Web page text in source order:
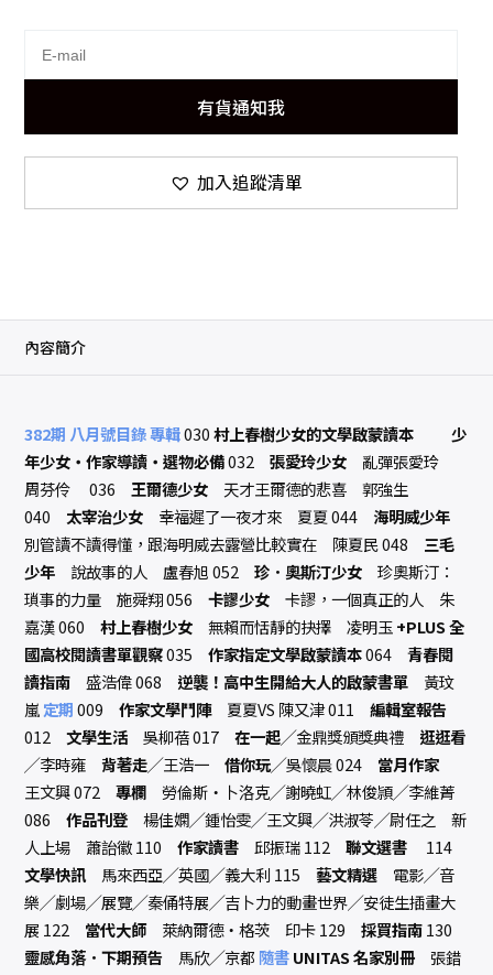
有貨通知我
加入追蹤清單
內容簡介
382期 八月號目錄專輯030村上春樹少女的文學啟蒙讀本
少
年少女‧作家導讀‧選物必備032張愛玲少女 亂彈張愛玲
周芬伶 036 王爾德少女 天才王爾德的悲喜 郭強生
040 太宰治少女 幸福遲了一夜才來 夏夏 044 海明威少年
別管讀不讀得懂，跟海明威去露營比較實在 陳夏民 048 三毛
少年 說故事的人 盧春旭 052珍．奧斯汀少女 珍奧斯汀：
瑣事的力量 施舜翔 056卡謬少女 卡謬，一個真正的人 朱
嘉漢 060村上春樹少女 無賴而恬靜的抉擇 凌明玉+PLUS 全
國高校閱讀書單觀察035作家指定文學啟蒙讀本064青春閱
讀指南 盛浩偉 068 逆襲！高中生開給大人的啟蒙書單 黃玟
嵐定期009作家文學鬥陣夏夏VS 陳又津 011編輯室報告
012文學生活 吳柳蓓 017在一起╱金鼎獎頒獎典禮 逛逛看
╱李時雍背著走╱王浩一借你玩╱吳懷晨 024 當月作家
王文興 072專欄 勞倫斯‧卜洛克╱謝曉虹╱林俊頴╱李維菁
086作品刊登楊佳嫻╱鍾怡雯╱王文興╱洪淑苓╱尉任之 新
人上場 蕭詒徽 110作家讀書 邱振瑞 112聯文選書 114
文學快訊 馬來西亞╱英國╱義大利 115藝文精選 電影╱音
樂╱劇場╱展覽╱秦俑特展╱吉卜力的動畫世界╱安徒生插畫大
展 122 當代大師萊納爾德‧格茨 印卡 129採買指南130
靈感角落．下期預告 馬欣╱京都 隨書UNITAS 名家別冊 張錯